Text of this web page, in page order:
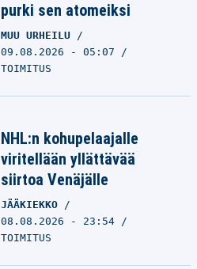
purki sen atomeiksi
MUU URHEILU
09.08.2026 - 05:07
TOIMITUS
NHL:n kohupelaajalle
viritellään yllättävää
siirtoa Venäjälle
JÄÄKIEKKO
08.08.2026 - 23:54
TOIMITUS